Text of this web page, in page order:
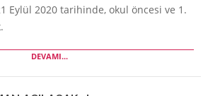
Eylül 2020 tarihinde, okul öncesi ve 1.
DEVAMI...